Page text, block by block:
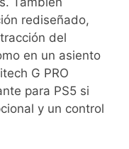
rediseñado,
del
en un asiento
G PRO
para PS5 si
y un control